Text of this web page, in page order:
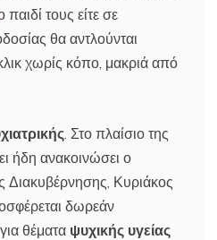
παιδί τους είτε σε
θα αντλούνται
χωρίς κόπο, μακριά από
. Στο πλαίσιο της
ήδη ανακοινώσει ο
Κυριάκος
δωρεάν
θέματα ψυχικής υγείας